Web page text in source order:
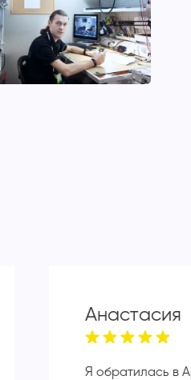
Анастасия
Я обратилась в